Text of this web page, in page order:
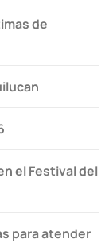
de
el Festival del
para atender